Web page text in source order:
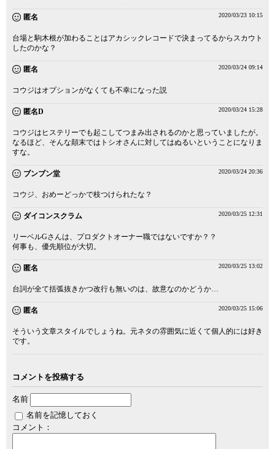
匿名 2020/03/23 10:15
台場と駒木根が加わることはアカシックレコードで決まってるからスカウト
したのかな？
匿名 2020/03/24 09:14
コウジはオプションがなくても不幸になった説
匿名D 2020/03/24 15:28
コウジはヒステリーでも起こしてつまみ出されるのかと思っていましたが。
なるほど、そんな顛末ではトシオさんに対してはぬるいということになりま
すな。
ブンブン堂 2020/03/24 20:36
コウジ、おめーどっかで枝つけられたな？
ダイコンスクラム 2020/03/25 12:31
リーベルGさんは、プロダクトオーナー職ではないですか？？
何事も、優先順位が大切。
匿名 2020/03/25 13:02
台詞が全て括弧抜きかつ改行も無いのは、故意なのかどうか…
匿名 2020/03/25 15:06
そういう文章スタイルでしょうね。元ネタの雰囲気に近くて個人的には好き
です。
コメントを投稿する
名前
名前を記憶しておく
コメント：